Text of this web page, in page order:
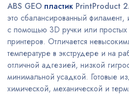
ABS GEO пластик PrintProduct
это сбалансированный
с помощью 3D ручки или
принтеров. Отличается
температуре в экструдере и на
отличной адгезией, низкой
минимальной усадкой. Готовые
химической, механической и